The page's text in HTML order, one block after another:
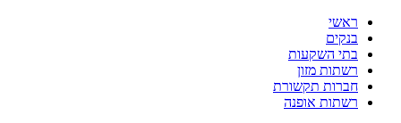
ראשי
בנקים
בתי השקעות
רשתות מזון
חברות תקשורת
רשתות אופנה